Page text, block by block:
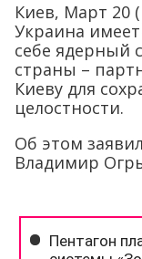
Киев, Март 20
Украина
себе ядерный
страны –
Киеву для
целостности.
Об этом
Владимир